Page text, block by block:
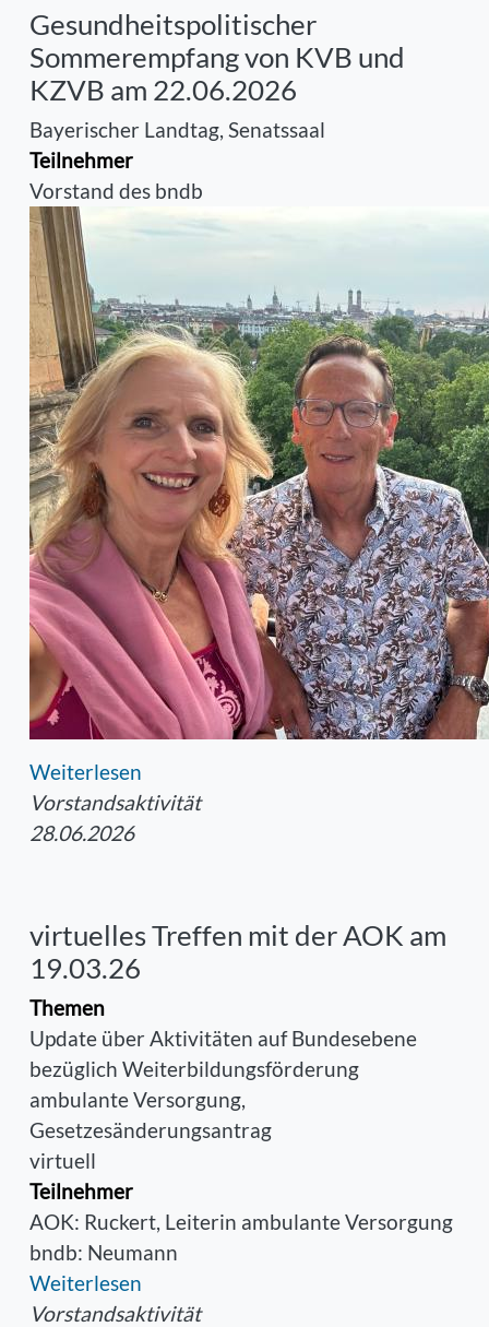
Gesundheitspolitischer
Sommerempfang von KVB und
KZVB am 22.06.2026
Bayerischer Landtag, Senatssaal
Teilnehmer
Vorstand des bndb
Weiterlesen
Vorstandsaktivität
28.06.2026
virtuelles Treffen mit der AOK am
19.03.26
Themen
Update über Aktivitäten auf Bundesebene
bezüglich Weiterbildungsförderung
ambulante Versorgung,
Gesetzesänderungsantrag
virtuell
Teilnehmer
AOK: Ruckert, Leiterin ambulante Versorgung
bndb: Neumann
Weiterlesen
Vorstandsaktivität